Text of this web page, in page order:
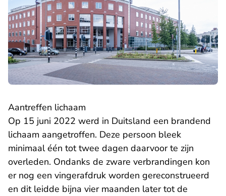
Aantreffen lichaam
Op 15 juni 2022 werd in Duitsland een brandend
lichaam aangetroffen. Deze persoon bleek
minimaal één tot twee dagen daarvoor te zijn
overleden. Ondanks de zware verbrandingen kon
er nog een vingerafdruk worden gereconstrueerd
en dit leidde bijna vier maanden later tot de